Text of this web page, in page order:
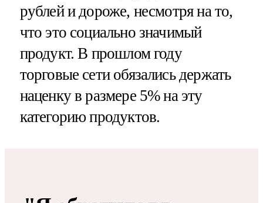
рублей и дороже, несмотря на то,
что это социально значимый
продукт. В прошлом году
торговые сети обязались держать
наценку в размере 5% на эту
категорию продуктов.